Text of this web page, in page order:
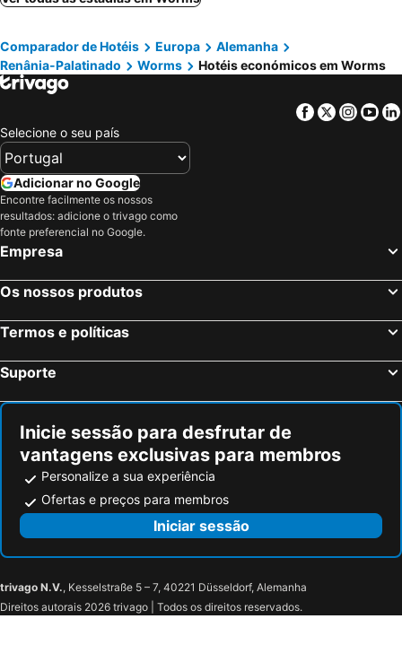
ACHAT Hotel Frankenthal in der Pfalz
Hotel Newton Ludwigshafen
NYX Hotel Mannheim by Leonardo Hotels
Radisson Blu Hotel, Mannheim
Parkhotel 1901 Mannheim
Holiday Inn Mannheim City - Hauptbahnhof By Ihg
Wasserturm Hotel
Asgard Hotel
LPH Hotel by WMM Hotels
Hotel Weber
Hotel Karolinger Hof
Hotel Excelsior Ludwigshafen
IntercityHotel Mannheim
Central Hotel
Syte Boutique Hotel Mannheim
Hotel Post Viernheim UG
Comparador de Hotéis Europa
Alemanha
Renânia-Palatinado
Worms Hotéis económicos em Worms
Facebook
Twitter
Selecione o seu país
Adicionar no Google
Encontre facilmente os nossos
resultados: adicione o trivago como
fonte preferencial no Google.
Empresa
Os nossos produtos
Termos e políticas
Suporte
Inicie sessão para desfrutar de
vantagens exclusivas para membros
Personalize a sua experiência
Ofertas e preços para membros
Iniciar sessão
trivago N.V., Kesselstraße 5 – 7, 40221 Düsseldorf, Alemanha
Direitos autorais 2026 trivago | Todos os direitos reservados.